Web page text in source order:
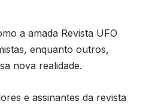
a amada Revista UFO
enquanto outros,
nova realidade.
e assinantes da revista